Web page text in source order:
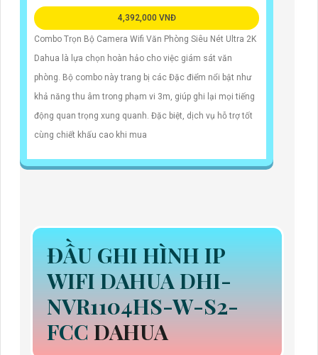
4,392,000 VNĐ
Combo Trọn Bộ Camera Wifi Văn Phòng Siêu Nét Ultra 2K
Dahua là lựa chọn hoàn hảo cho việc giám sát văn
phòng. Bộ combo này trang bị các Đặc điểm nổi bật như
khả năng thu âm trong phạm vi 3m, giúp ghi lại mọi tiếng
động quan trọng xung quanh. Đặc biệt, dịch vụ hỗ trợ tốt
cùng chiết khấu cao khi mua
ĐẦU GHI HÌNH IP
WIFI DAHUA DHI-
NVR1104HS-W-S2-
FCC DAHUA